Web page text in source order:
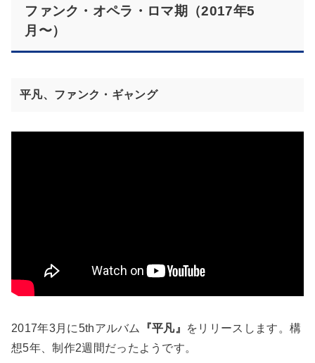
ファンク・オペラ・ロマ期（2017年5
月〜）
平凡、ファンク・ギャング
2017年3月に5thアルバム 『平凡』
をリリースします。構
想5年、制作2週間だったようです。